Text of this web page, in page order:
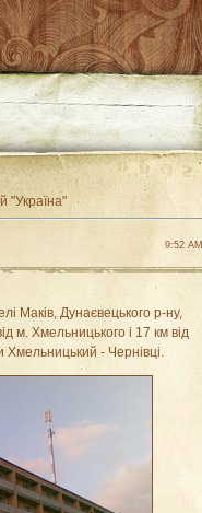
"Україна"
9:52 AM
Маків, Дунаєвецького р-ну,
м. Хмельницького і 17 км від
Хмельницький - Чернівці.